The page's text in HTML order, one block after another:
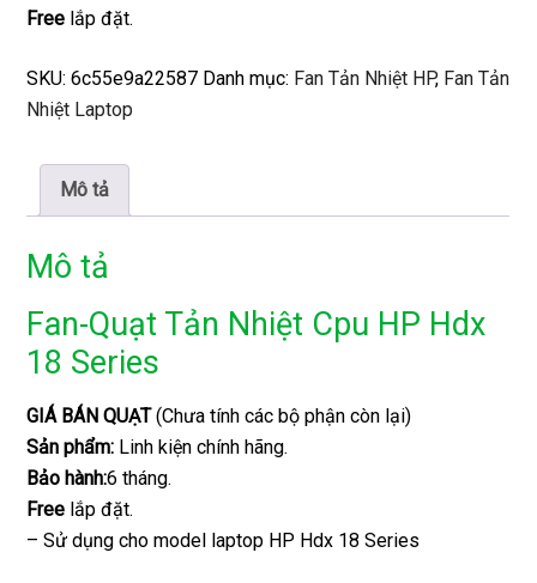
Free lắp đặt.
SKU:6c55e9a22587 Danh mục: Fan Tản Nhiệt HP, Fan Tản
Nhiệt Laptop
Mô tả
Mô tả
Fan-Quạt Tản Nhiệt Cpu HP Hdx
18 Series
GIÁ BÁN QUẠT(Chưa tính các bộ phận còn lại)
Sản phẩm: Linh kiện chính hãng.
Bảo hành:6 tháng.
Free lắp đặt.
– Sử dụng cho model laptop HP Hdx 18 Series